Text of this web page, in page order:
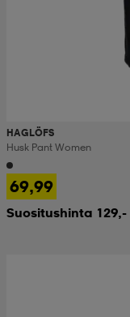
HAGLÖFS
Husk Pant Women
69,99
Suositushinta 129,-